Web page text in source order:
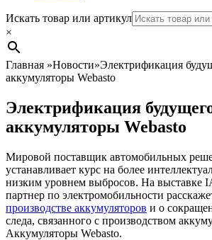
Search
Искать товар или артикул
×
Главная »Новости»Электрификация
аккумуляторы Webasto
Электрификация
аккумуляторы Webasto
Мировой поставщик автомобильных
устанавливает курс на более
низким уровнем выбросов. На выставке
партнер по электромобильности
производстве аккумуляторов и о
следа, связанного с производством
Аккумуляторы Webasto.